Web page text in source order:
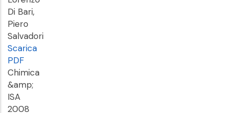
Di Bari,
Piero
Salvadori
Scarica
PDF
Chimica
&amp;
ISA
2008